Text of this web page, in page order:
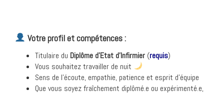
Votre profil et compétences :
Titulaire du Diplôme d’Etat d’Infirmier (requis)
Vous souhaitez travailler de nuit
Sens de l’écoute, empathie, patience et esprit d’équipe
Que vous soyez fraîchement diplômé.e ou expérimenté.e,